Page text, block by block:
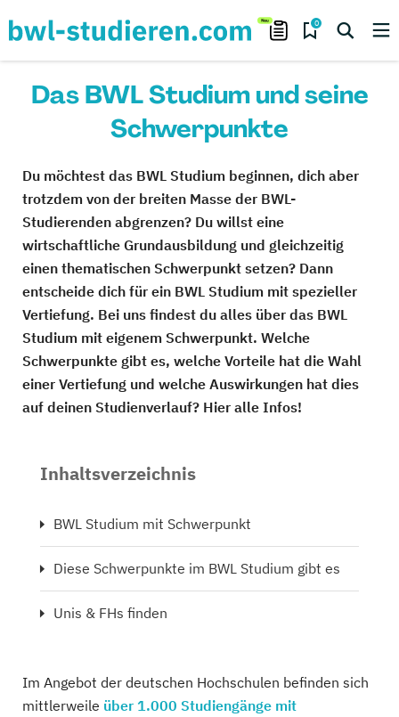
0
Das BWL Studium und seine
Schwerpunkte
Du möchtest das BWL Studium beginnen, dich aber
trotzdem von der breiten Masse der BWL-
Studierenden abgrenzen? Du willst eine
wirtschaftliche Grundausbildung und gleichzeitig
einen thematischen Schwerpunkt setzen? Dann
entscheide dich für ein BWL Studium mit spezieller
Vertiefung. Bei uns findest du alles über das BWL
Studium mit eigenem Schwerpunkt. Welche
Schwerpunkte gibt es, welche Vorteile hat die Wahl
einer Vertiefung und welche Auswirkungen hat dies
auf deinen Studienverlauf? Hier alle Infos!
Inhaltsverzeichnis
BWL Studium mit Schwerpunkt
Diese Schwerpunkte im BWL Studium gibt es
Unis & FHs finden
Im Angebot der deutschen Hochschulen befinden sich
mittlerweile über 1.000 Studiengänge mit